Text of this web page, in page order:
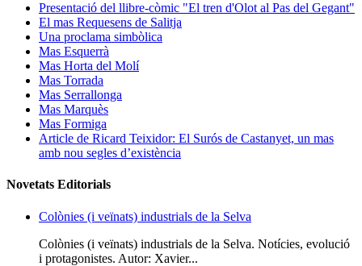
Presentació del llibre-còmic "El tren d'Olot al Pas del Gegant"
El mas Requesens de Salitja
Una proclama simbòlica
Mas Esquerrà
Mas Horta del Molí
Mas Torrada
Mas Serrallonga
Mas Marquès
Mas Formiga
Article de Ricard Teixidor: El Surós de Castanyet, un mas
amb nou segles d’existència
Novetats Editorials
Colònies (i veïnats) industrials de la Selva
Colònies (i veïnats) industrials de la Selva. Notícies, evolució
i protagonistes. Autor: Xavier...